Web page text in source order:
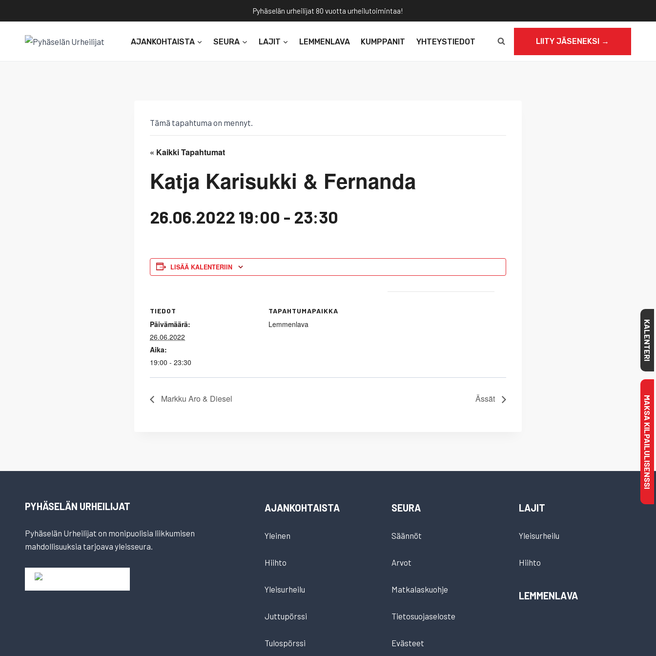
sisältöön
Pyhäselän urheilijat 80 vuotta urheilutoimintaa!
AJANKOHTAISTA SEURA LAJIT LEMMENLAVA KUMPPANIT YHTEYSTIEDOT LIITY JÄSENEKSI →
Tämä tapahtuma on mennyt.
« Kaikki Tapahtumat
Katja Karisukki & Fernanda
26.06.2022 19:00 - 23:30
LISÄÄ KALENTERIIN
TIEDOT
Päivämäärä:
26.06.2022
Aika:
19:00 - 23:30
TAPAHTUMAPAIKKA
Lemmenlava
Markku Aro & Diesel Ässät
PYHÄSELÄN URHEILIJAT
Pyhäselän Urheilijat on monipuolisia liikkumisen
mahdollisuuksia tarjoava yleisseura.
AJANKOHTAISTA
Yleinen
Hiihto
Yleisurheilu
Juttupörssi
Tulospörssi
SEURA
Säännöt
Arvot
Matkalaskuohje
Tietosuojaseloste
Evästeet
LAJIT
Yleisurheilu
Hiihto
LEMMENLAVA
KALENTERI
MAKSA KILPAILULISENSSI